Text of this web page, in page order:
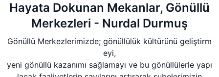
Hayata Dokunan Mekanlar, Gönüllü
Merkezleri - Nurdal Durmuş
Gönüllü Merkezlerimizde; gönüllülük kültürünü geliştirm
eyi,
yeni gönüllü kazanımı sağlamayı ve bu gönüllülerle yapı